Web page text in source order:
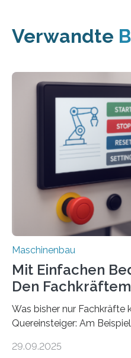
Verwandte
Maschinenbau
Mit Einfachen
Den
Was bisher nur Fachkräfte
Quereinsteiger: Am
Mensch-Maschine-
29.09.2025